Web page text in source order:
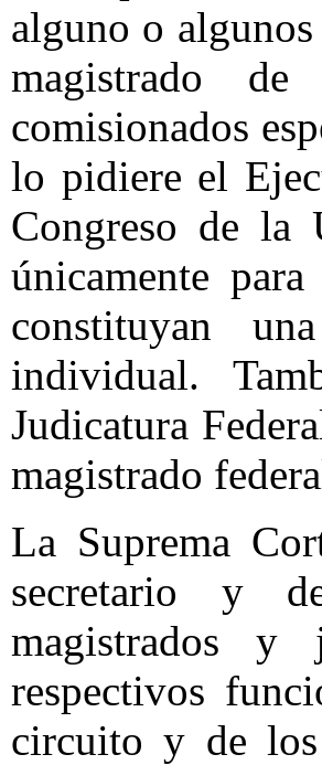
alguno o
magistrado
comisionados
lo pidiere el
Congreso de la
únicamente
constituyan
individual.
Judicatura
magistrado
La Suprema
secretario y
magistrados y
respectivos
circuito y de